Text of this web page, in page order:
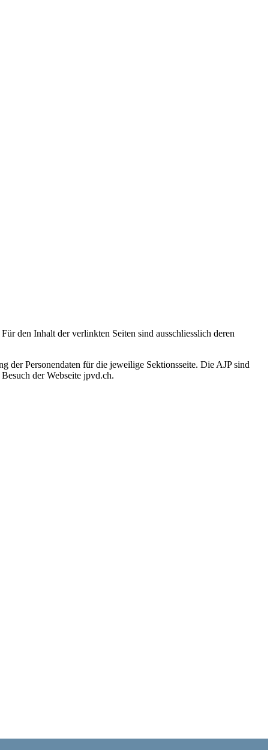
den Inhalt der verlinkten Seiten sind ausschliesslich deren
Personendaten für die jeweilige Sektionsseite. Die AJP sind
der Webseite jpvd.ch.